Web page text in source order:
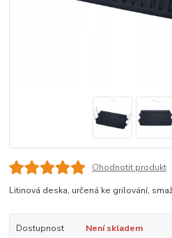
Ohodnotit produkt
Litinová deska, určená ke grilování,
Dostupnost Není skladem